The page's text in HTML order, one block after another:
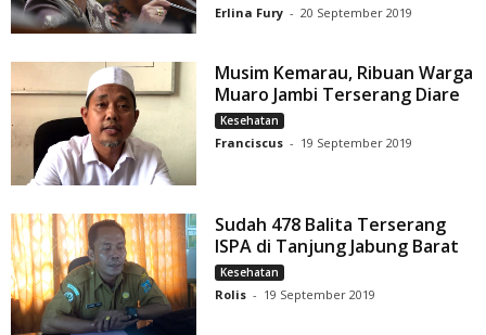
Erlina Fury - 20 September 2019
Musim Kemarau, Ribuan Warga
Muaro Jambi Terserang Diare
Kesehatan
Franciscus - 19 September 2019
Sudah 478 Balita Terserang
ISPA di Tanjung Jabung Barat
Kesehatan
Rolis - 19 September 2019